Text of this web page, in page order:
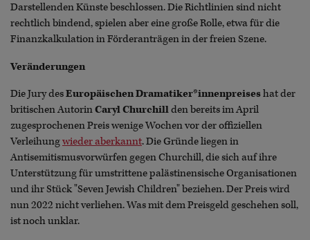
Darstellenden Künste beschlossen. Die Richtlinien sind nicht
rechtlich bindend, spielen aber eine große Rolle, etwa für die
Finanzkalkulation in Förderanträgen in der freien Szene.
Veränderungen
Die Jury desEuropäischen Dramatiker*innenpreiseshat der
britischen AutorinCaryl Churchillden bereits im April
zugesprochenen Preis wenige Wochen vor der offiziellen
Verleihungwieder aberkannt. Die Gründe liegen in
Antisemitismusvorwürfen gegen Churchill, die sich auf ihre
Unterstützung für umstrittene palästinensische Organisationen
und ihr Stück "Seven Jewish Children" beziehen. Der Preis wird
nun 2022 nicht verliehen. Was mit dem Preisgeld geschehen soll,
ist noch unklar.